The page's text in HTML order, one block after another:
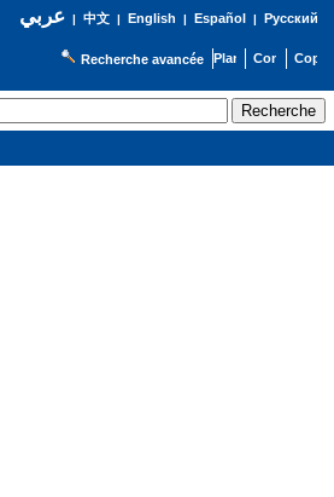
عربي| 中文| English | Español | Русский
Recherche avancée